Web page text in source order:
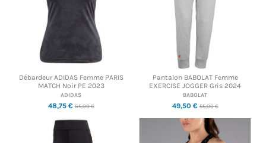
Débardeur ADIDAS Femme PARIS
MATCH Noir PE 2023
ADIDAS
48,75 €65,00 €
Pantalon BABOLAT Femme
EXERCISE JOGGER Gris 2024
BABOLAT
49,50 €55,00 €